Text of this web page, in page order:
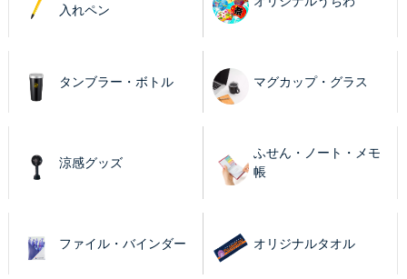
入れペン
タンブラー・ボトル マグカップ・グラス
涼感グッズ
ふせん・ノート・メモ
帳
ファイル・バインダー オリジナルタオル